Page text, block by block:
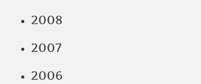
2008
2007
2006